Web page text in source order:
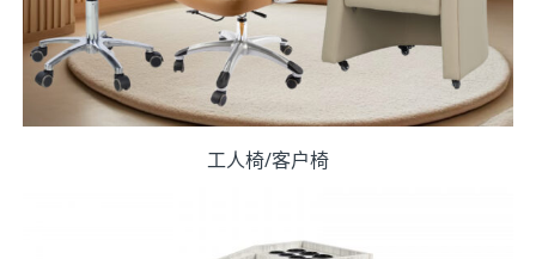
工人椅/客户椅